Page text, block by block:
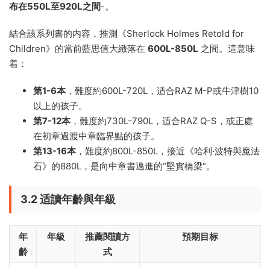
布在550L至920L之間-。
結合該系列書的内容，推測《Sherlock Holmes Retold for
Children》的當前藍思值大緻落在 600L-850L 之間。這意味
着：
第1-6本，難度約600L-720L，适合RAZ M-P或牛津樹10
以上的孩子。
第7-12本，難度約730L-790L，适合RAZ Q-S，或正處
在初章過渡中章臨界點的孩子。
第13-16本，難度約800L-850L，接近《哈利·波特與魔法
石》的880L，是向中章書邁進的“堅實橋梁”。
3.2 适讀年齡與年級
年
齡
年級
推薦閱讀方
式
預期目标